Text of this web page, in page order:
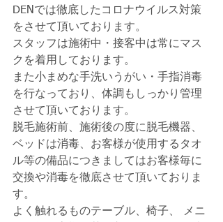
DENでは徹底したコロナウイルス対策
をさせて頂いております。
スタッフは施術中・接客中は常にマス
クを着用しております。
また小まめな手洗いうがい・手指消毒
を行なっており、体調もしっかり管理
させて頂いております。
脱毛施術前、施術後の度に脱毛機器、
ベッドは消毒、お客様が使用するタオ
ル等の備品につきましてはお客様毎に
交換や消毒を徹底させて頂いておりま
す。
よく触れるものテーブル、椅子、 メニ